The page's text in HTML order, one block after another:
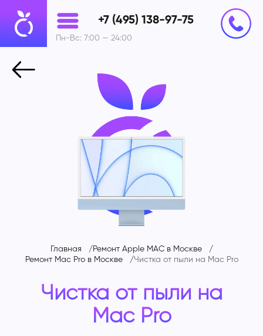
+7 (495) 138-97-75
Пн-Вс: 7:00 — 24:00
Главная
Ремонт Apple MAC в Москве
Ремонт Mac Pro в Москве
Чистка от пыли на Mac Pro
Чистка от пыли на
Mac Pro